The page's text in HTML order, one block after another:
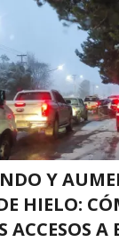
Y
HIELO:
ACCESOS A